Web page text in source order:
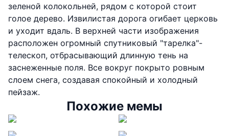
зеленой колокольней, рядом с которой стоит
голое дерево. Извилистая дорога огибает церковь
и уходит вдаль. В верхней части изображения
расположен огромный спутниковый "тарелка"-
телескоп, отбрасывающий длинную тень на
заснеженные поля. Все вокруг покрыто ровным
слоем снега, создавая спокойный и холодный
пейзаж.
Похожие мемы